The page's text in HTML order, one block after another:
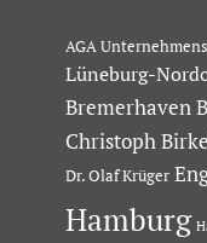
AGA
Lüneburg-
Bremerhaven
Christoph
Dr. Olaf Krüger
Hamburg